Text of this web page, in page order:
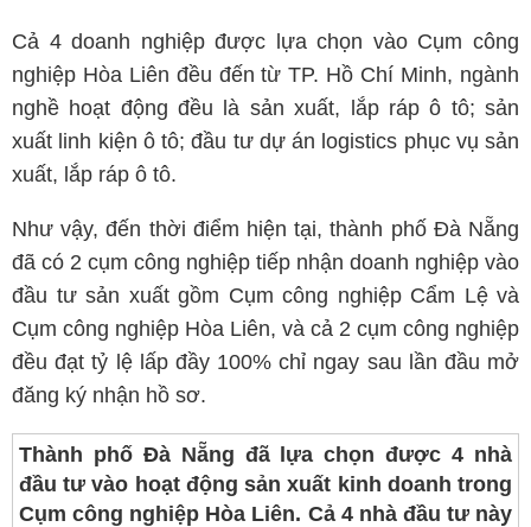
Cả 4 doanh nghiệp được lựa chọn vào Cụm công
nghiệp Hòa Liên đều đến từ TP. Hồ Chí Minh, ngành
nghề hoạt động đều là sản xuất, lắp ráp ô tô; sản
xuất linh kiện ô tô; đầu tư dự án logistics phục vụ sản
xuất, lắp ráp ô tô.
Như vậy, đến thời điểm hiện tại, thành phố Đà Nẵng
đã có 2 cụm công nghiệp tiếp nhận doanh nghiệp vào
đầu tư sản xuất gồm Cụm công nghiệp Cẩm Lệ và
Cụm công nghiệp Hòa Liên, và cả 2 cụm công nghiệp
đều đạt tỷ lệ lấp đầy 100% chỉ ngay sau lần đầu mở
đăng ký nhận hồ sơ.
Thành phố Đà Nẵng đã lựa chọn được 4 nhà
đầu tư vào hoạt động sản xuất kinh doanh trong
Cụm công nghiệp Hòa Liên. Cả 4 nhà đầu tư này